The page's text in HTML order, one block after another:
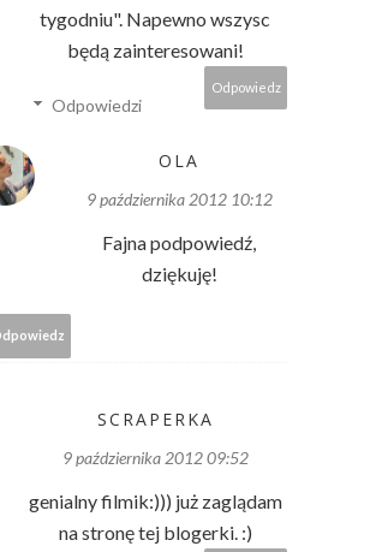
tygodniu". Napewno wszysc
będą zainteresowani!
Odpowiedz
Odpowiedzi
OLA
9 października 2012 10:12
Fajna podpowiedź,
dziękuję!
SCRAPERKA
9 października 2012 09:52
genialny filmik:))) już zaglądam
na stronę tej blogerki. :)